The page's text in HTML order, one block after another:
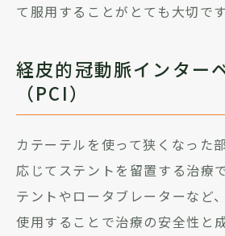
て服用することがとても大切です
経皮的冠動脈インター
（PCI）
カテーテルを使って狭くなった
応じてステントを留置する治療
テントやロータブレーターなど
使用することで治療の安全性と